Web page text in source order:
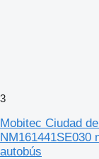
3
Mobitec Ciudad
NM161441SE030
autobús